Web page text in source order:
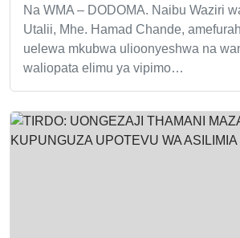
Na WMA – DODOMA. Naibu Waziri
Utalii, Mhe. Hamad Chande,
uelewa mkubwa ulioonyeshwa na
waliopata elimu ya vipimo…